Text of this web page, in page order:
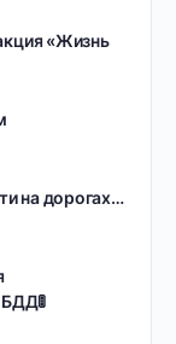
«Жизнь
на дорогах…